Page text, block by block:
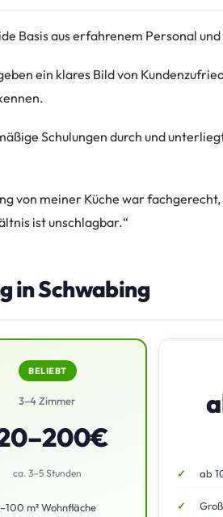
Basis aus erfahrenem Personal
ein klares Bild von
Schulungen durch und
von meiner Küche war
ist unschlagbar.“
in Schwabing
BELIEBT
3–4 Zimmer
ca. 3–5 Stunden
m² Wohnfläche
ab